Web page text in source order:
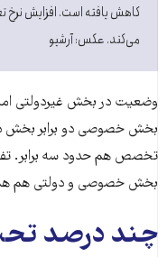
کاهش یافته است. افزایش نرخ
می‌کند. عکس: آرشیو
وضعیت در بخش غیردولتی
بخش خصوصی دو برابر بخش
تخصص هم حدود سه برابر.
بخش خصوصی و دولتی هم همین حدود
چند درصد